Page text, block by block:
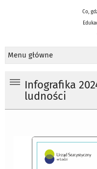
Co,
Menu główne
Infografika
ludności